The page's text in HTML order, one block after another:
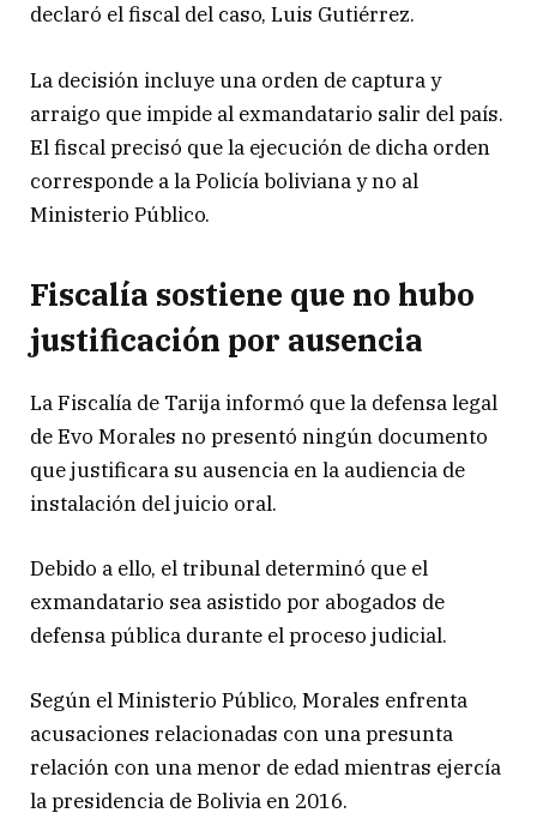
declaró el fiscal del caso, Luis Gutiérrez.
La decisión incluye una orden de captura y
arraigo que impide al exmandatario salir del país.
El fiscal precisó que la ejecución de dicha orden
corresponde a la Policía boliviana y no al
Ministerio Público.
Fiscalía sostiene que no hubo
justificación por ausencia
La Fiscalía de Tarija informó que la defensa legal
de Evo Morales no presentó ningún documento
que justificara su ausencia en la audiencia de
instalación del juicio oral.
Debido a ello, el tribunal determinó que el
exmandatario sea asistido por abogados de
defensa pública durante el proceso judicial.
Según el Ministerio Público, Morales enfrenta
acusaciones relacionadas con una presunta
relación con una menor de edad mientras ejercía
la presidencia de Bolivia en 2016.